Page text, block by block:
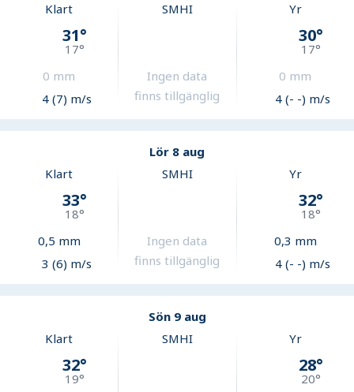
Klart
31°
17°
0 mm
4 (7) m/s
SMHI
Ingen data
finns tillgänglig
Yr
30°
17°
0 mm
4 (- -) m/s
Lör 8 aug
Klart
33°
18°
0,5 mm
3 (6) m/s
SMHI
Ingen data
finns tillgänglig
Yr
32°
18°
0,3 mm
4 (- -) m/s
Sön 9 aug
Klart
32°
19°
SMHI Yr
28°
20°